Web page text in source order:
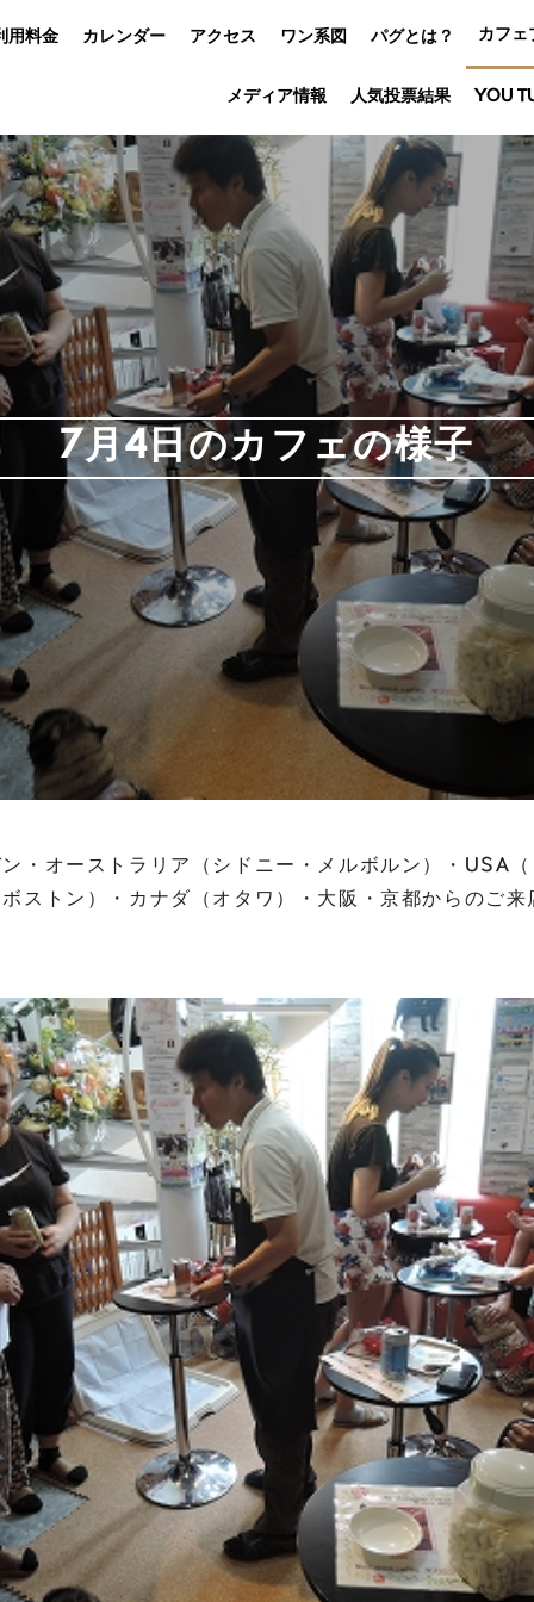
用料金 カレンダー アクセス ワン系図 パグとは？ カフェ
メディア情報 人気投票結果 YOU
7月4日のカフェの様子
・オーストラリア（シドニー・メルボルン）・USA
ストン）・カナダ（オタワ）・大阪・京都からのご